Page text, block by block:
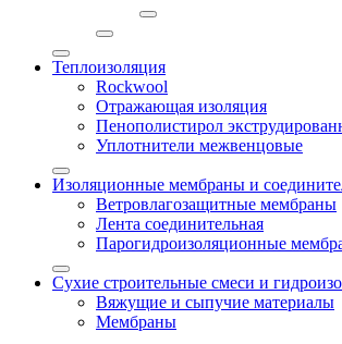
Теплоизоляция
Rockwool
Отражающая изоляция
Пенополистирол
Уплотнители межвенцовые
Изоляционные мембраны и
Ветровлагозащитные мембраны
Лента соединительная
Парогидроизоляционные
Сухие строительные смеси и
Вяжущие и сыпучие материалы
Мембраны